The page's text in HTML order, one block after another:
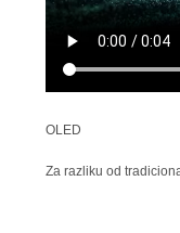
OLED
Za razliku od